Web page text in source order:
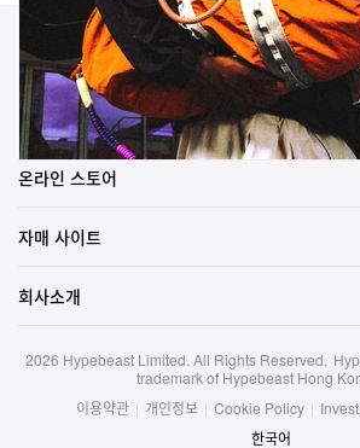
카테고리
브랜드
온라인 스토어
자매 사이트
회사소개
2026 Hypebeast Limited. All Rights Reserved.
trademark of Hypebeast Hong
이용약관 | 개인정보 | Cookie Policy |
한국어